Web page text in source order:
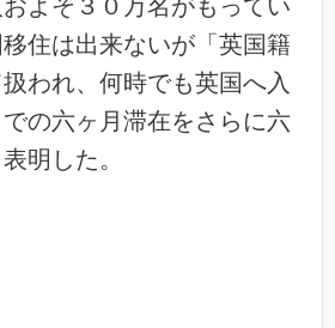
よそ３０万名がもってい
住は出来ないが「英国籍
われ、何時でも英国へ入
の六ヶ月滞在をさらに六
明した。